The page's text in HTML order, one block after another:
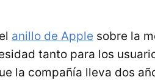
anillo de Apple sobre la
tanto para los
la compañía lleva dos